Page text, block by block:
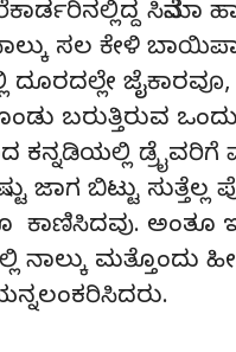
ಸಿನೆಮಾ
ಸಲ ಕೇಳಿ
ದೂರದಲ್ಲೇ
ಬರುತ್ತಿರುವ
ಕನ್ನಡಿಯಲ್ಲಿ ಡ್ರೈವರಿಗೆ
ಜಾಗ ಬಿಟ್ಟು
ಕಾಣಿಸಿದವು. ಅಂತೂ
ನಾಲ್ಕು ಮತ್ತೊಂದು